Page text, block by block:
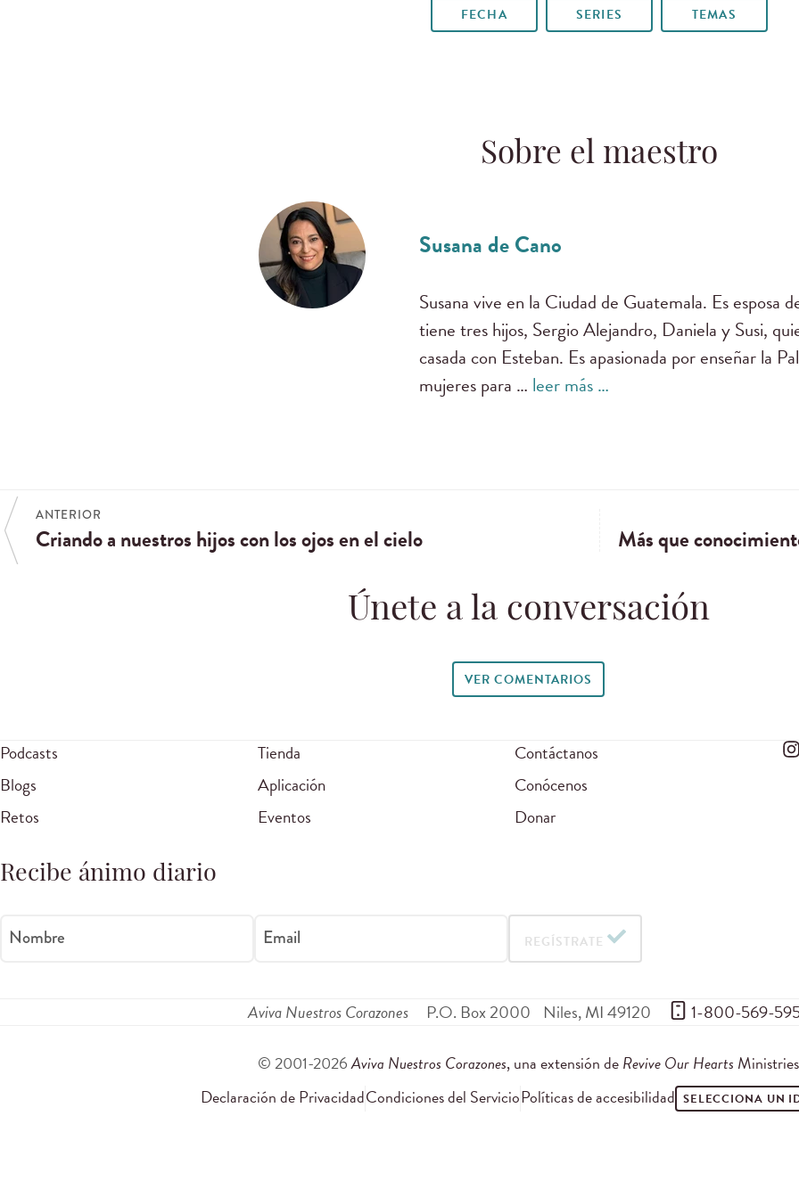
FECHA SERIES TEMAS
Sobre el maestro
Susana de Cano
Susana vive en la Ciudad de Guatemala. Es esposa
tiene tres hijos, Sergio Alejandro, Daniela y Susi,
casada con Esteban. Es apasionada por enseñar la
mujeres para … leer más …
ANTERIOR
Criando a nuestros hijos con los ojos en el cielo Más que
Únete a la conversación
VER COMENTARIOS
Podcasts
Blogs
Retos
Tienda
Aplicación
Eventos
Contáctanos
Conócenos
Donar
Recibe ánimo diario
Nombre Email REGÍSTRATE
Aviva Nuestros Corazones P.O. Box 2000 Niles,MI49120 1-800-569-
© 2001-2026Aviva Nuestros Corazones, una extensión deRevive Our Hearts Ministries
Declaración de PrivacidadCondiciones del ServicioPolíticas de accesibilidad SELECCIONA UN